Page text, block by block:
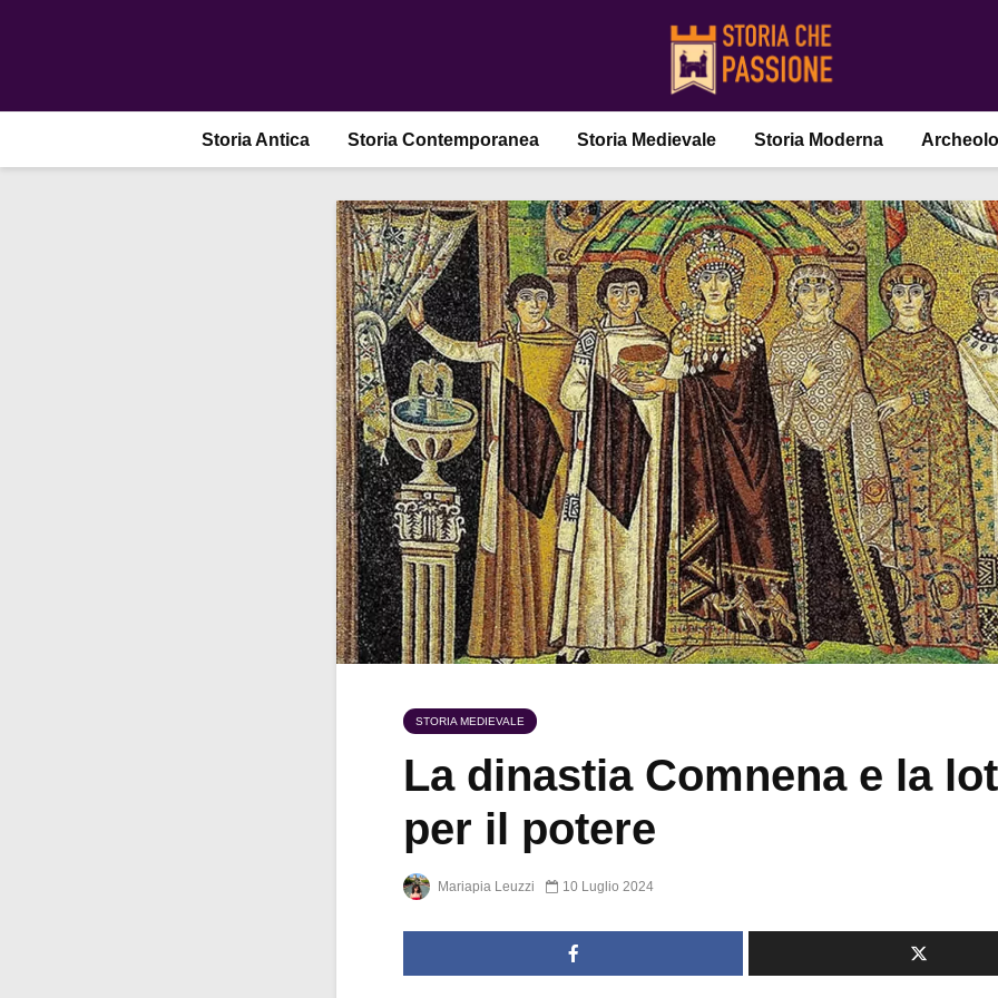
Storia Antica Storia Contemporanea Storia Medievale Storia Moderna
STORIA MEDIEVALE
La dinastia Comnena e la
per il potere
Mariapia Leuzzi 10 Luglio 2024